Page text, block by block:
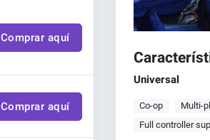
Comprar aquí
Comprar aquí
Universal
Co-op Multi-
Full controller